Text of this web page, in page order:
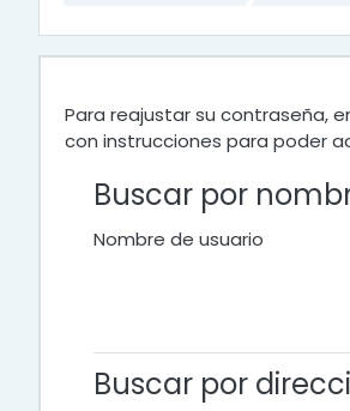
Para reajustar su contraseña,
con instrucciones para poder
Buscar por
Nombre de usuario
Buscar por